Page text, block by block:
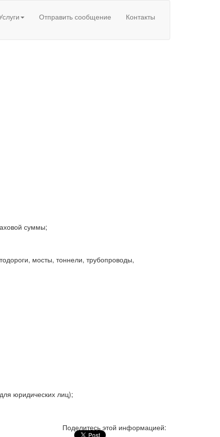
Отправить сообщение Контакты
суммы;
мосты, тоннели, трубопроводы,
юридических лиц);
Поделитесь этой информацией: